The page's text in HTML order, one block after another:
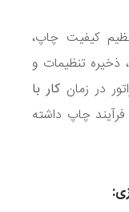
کیفیت چاپ،
ذخیره تنظیمات و
در زمان کار با
چاپ داشته